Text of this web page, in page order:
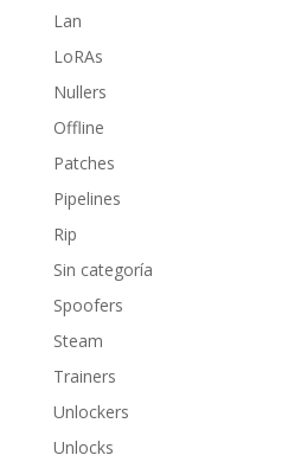
Lan
LoRAs
Nullers
Offline
Patches
Pipelines
Rip
Sin categoría
Spoofers
Steam
Trainers
Unlockers
Unlocks